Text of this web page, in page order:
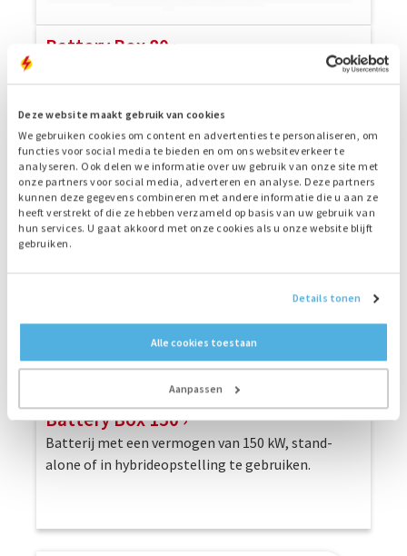
Deze website maakt gebruik van cookies
We gebruiken cookies om content en advertenties te personaliseren, om
functies voor social media te bieden en om ons websiteverkeer te
analyseren. Ook delen we informatie over uw gebruik van onze site met
onze partners voor social media, adverteren en analyse. Deze partners
kunnen deze gegevens combineren met andere informatie die u aan ze
heeft verstrekt of die ze hebben verzameld op basis van uw gebruik van
hun services. U gaat akkoord met onze cookies als u onze website blijft
gebruiken.
Details tonen
Alle cookies toestaan
Aanpassen
Battery Box 80
Batterij met een vermogen van 80 kW, stand-alone
of in hybrideopstelling te gebruiken.
Battery Box 150
Batterij met een vermogen van 150 kW, stand-
alone of in hybrideopstelling te gebruiken.